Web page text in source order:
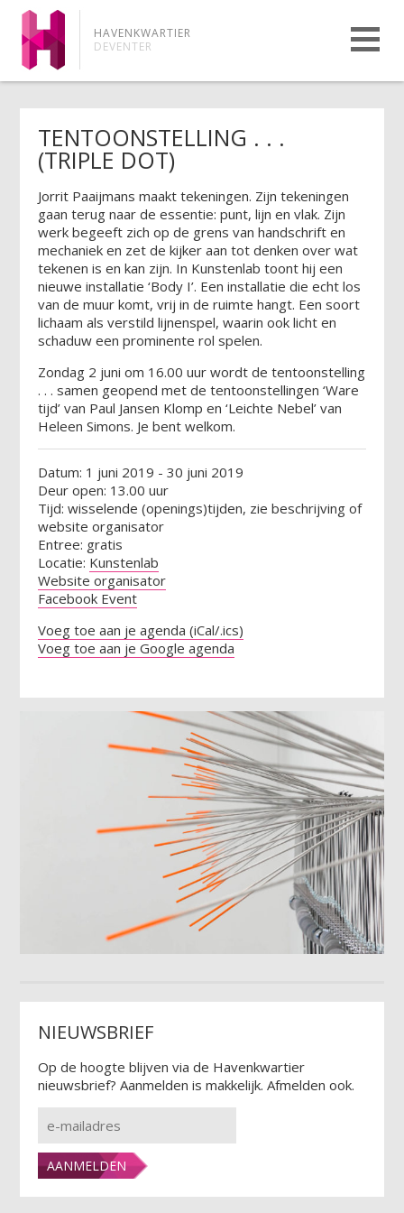
HAVENKWARTIER
DEVENTER
TENTOONSTELLING . . .
(TRIPLE DOT)
Jorrit Paaijmans maakt tekeningen. Zijn tekeningen
gaan terug naar de essentie: punt, lijn en vlak. Zijn
werk begeeft zich op de grens van handschrift en
mechaniek en zet de kijker aan tot denken over wat
tekenen is en kan zijn. In Kunstenlab toont hij een
nieuwe installatie ‘Body I’. Een installatie die echt los
van de muur komt, vrij in de ruimte hangt. Een soort
lichaam als verstild lijnenspel, waarin ook licht en
schaduw een prominente rol spelen.
Zondag 2 juni om 16.00 uur wordt de tentoonstelling
. . . samen geopend met de tentoonstellingen ‘Ware
tijd’ van Paul Jansen Klomp en ‘Leichte Nebel’ van
Heleen Simons. Je bent welkom.
Datum: 1 juni 2019 - 30 juni 2019
Deur open: 13.00 uur
Tijd: wisselende (openings)tijden, zie beschrijving of
website organisator
Entree: gratis
Locatie: Kunstenlab
Website organisator
Facebook Event
Voeg toe aan je agenda (iCal/.ics)
Voeg toe aan je Google agenda
NIEUWSBRIEF
Op de hoogte blijven via de Havenkwartier
nieuwsbrief? Aanmelden is makkelijk. Afmelden ook.